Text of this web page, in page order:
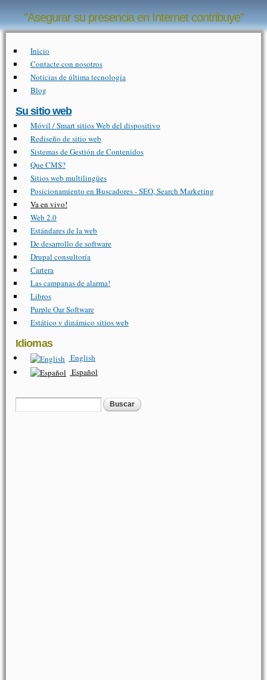
"Asegurar su presencia en Internet contribuye"
Inicio
Contacte con nosotros
Noticias de última tecnología
Blog
Su sitio web
Móvil / Smart sitios Web del dispositivo
Rediseño de sitio web
Sistemas de Gestión de Contenidos
Que CMS?
Sitios web multilingües
Posicionamiento en Buscadores - SEO, Search Marketing
Va en vivo!
Web 2.0
Estándares de la web
De desarrollo de software
Drupal consultoría
Cartera
Las campanas de alarma!
Libros
Purple Oar Software
Estático v dinámico sitios web
Idiomas
English
Español